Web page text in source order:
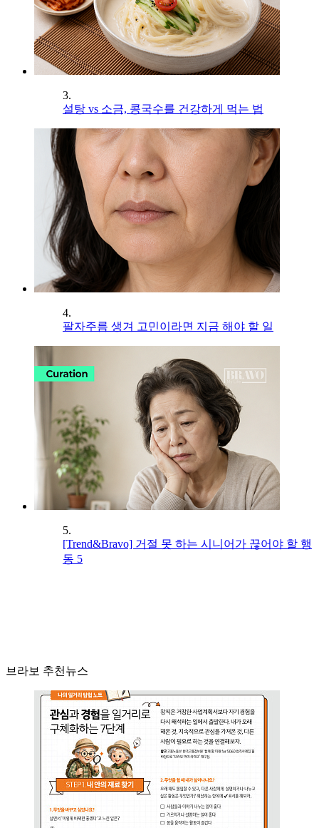
3.
설탕 vs 소금, 콩국수를 건강하게 먹는 법
4.
팔자주름 생겨 고민이라면 지금 해야 할 일
5.
[Trend&Bravo] 거절 못 하는 시니어가 끊어야 할 행
동 5
브라보 추천뉴스